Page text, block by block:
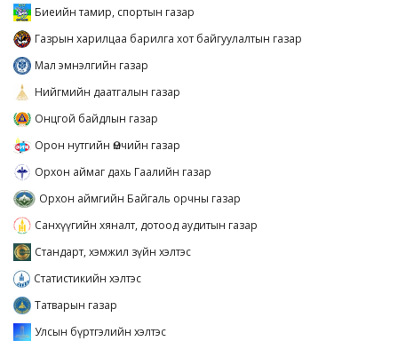
Биеийн тамир, спортын газар
Газрын харилцаа барилга хот байгуулалтын газар
Мал эмнэлгийн газар
Нийгмийн даатгалын газар
Онцгой байдлын газар
Орон нутгийн Өмчийн газар
Орхон аймаг дахь Гаалийн газар
Орхон аймгийн Байгаль орчны газар
Санхүүгийн хяналт, дотоод аудитын газар
Стандарт, хэмжил зүйн хэлтэс
Статистикийн хэлтэс
Татварын газар
Улсын бүртгэлийн хэлтэс